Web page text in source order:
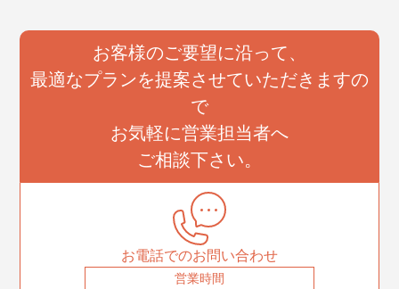
お客様のご要望に沿って、
最適なプランを提案させていただきますの
で
お気軽に営業担当者へ
ご相談下さい。
お電話でのお問い合わせ
営業時間